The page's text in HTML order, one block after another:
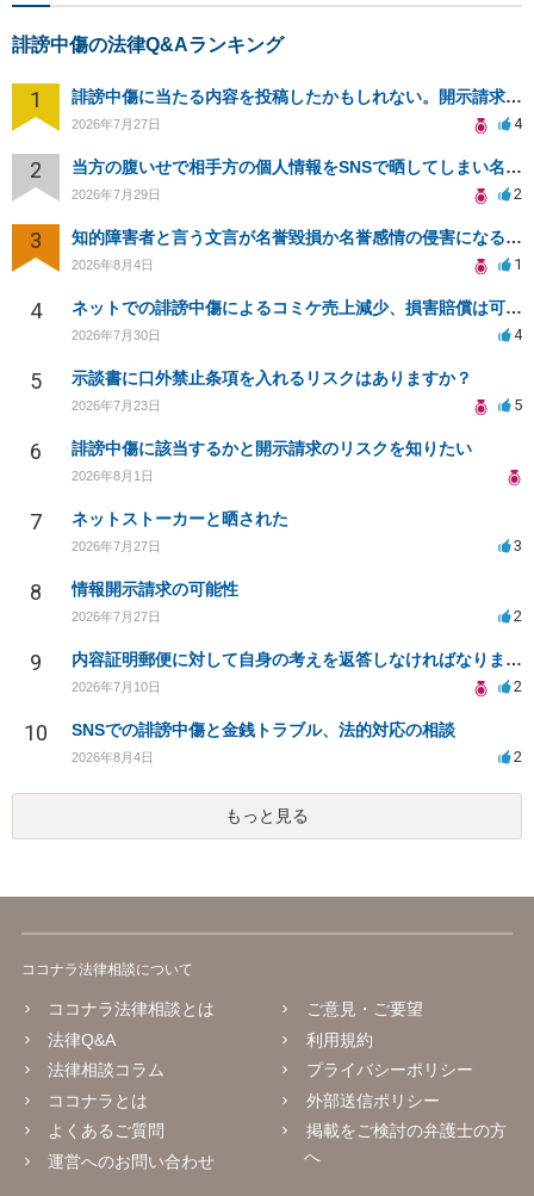
誹謗中傷の法律Q&Aランキング
1 誹謗中傷に当たる内容を投稿したかもしれない。開示請求や民事刑事裁判に発展しうるのか教えて欲しい。
2026年7月27日 4
2 当方の腹いせで相手方の個人情報をSNSで晒してしまい名誉毀損させてしまったかもしれない
2026年7月29日 2
3 知的障害者と言う文言が名誉毀損か名誉感情の侵害になるか教えてほしい。
2026年8月4日 1
4 ネットでの誹謗中傷によるコミケ売上減少、損害賠償は可能か？
2026年7月30日 4
5 示談書に口外禁止条項を入れるリスクはありますか？
2026年7月23日 5
6 誹謗中傷に該当するかと開示請求のリスクを知りたい
2026年8月1日
7 ネットストーカーと晒された
2026年7月27日 3
8 情報開示請求の可能性
2026年7月27日 2
9 内容証明郵便に対して自身の考えを返答しなければなりませんか？
2026年7月10日 2
10 SNSでの誹謗中傷と金銭トラブル、法的対応の相談
2026年8月4日 2
もっと見る
ココナラ法律相談について
ココナラ法律相談とは
法律Q&A
法律相談コラム
ココナラとは
よくあるご質問
運営へのお問い合わせ
ご意見・ご要望
利用規約
プライバシーポリシー
外部送信ポリシー
掲載をご検討の弁護士の方
へ